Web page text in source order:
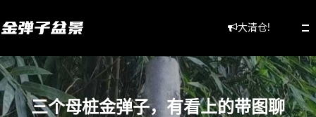
大清仓!
三个母桩金弹子，有看上的带图聊